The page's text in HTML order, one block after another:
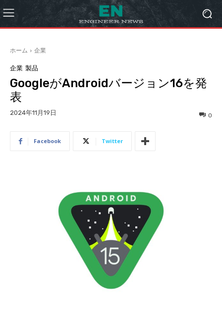
ホーム 企業
企業 製品
GoogleがAndroidバージョン16を発
表
2024年11月19日 0
Facebook Twitter